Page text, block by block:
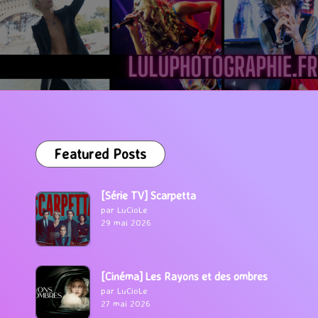
Featured Posts
[Série TV] Scarpetta
par LuCioLe
29 mai 2026
[Cinéma] Les Rayons et des ombres
par LuCioLe
27 mai 2026